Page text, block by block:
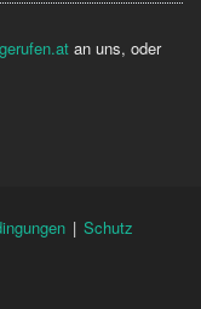
an uns, oder
| Schutz